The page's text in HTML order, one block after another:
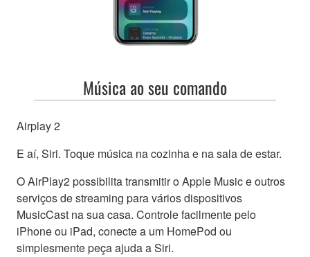
Música ao seu comando
Airplay 2
E aí, Siri. Toque música na cozinha e na sala de estar.
O AirPlay2 possibilita transmitir o Apple Music e outros
serviços de streaming para vários dispositivos
MusicCast na sua casa. Controle facilmente pelo
iPhone ou iPad, conecte a um HomePod ou
simplesmente peça ajuda a Siri.